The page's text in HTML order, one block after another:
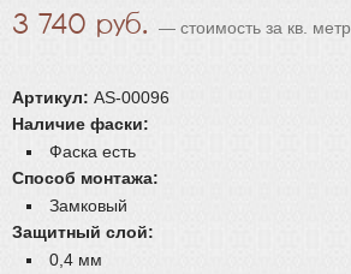
3 740 — стоимость за кв. метр
Артикул: AS-00096
Наличие фаски:
Фаска есть
Способ монтажа:
Замковый
Защитный слой:
0,4 мм